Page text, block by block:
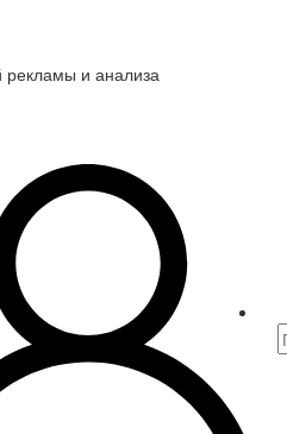
рекламы и анализа